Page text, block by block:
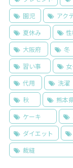
園児
アク
夏休み
大阪府
冬
習い事
代用
洗濯
秋
熊本
ケーキ
ダイエット
裁縫